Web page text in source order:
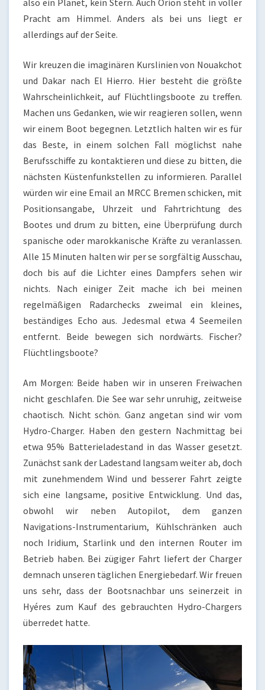
also ein Planet, kein Stern. Auch Orion steht in voller
Pracht am Himmel. Anders als bei uns liegt er
allerdings auf der Seite.
Wir kreuzen die imaginären Kurslinien von Nouakchot
und Dakar nach El Hierro. Hier besteht die größte
Wahrscheinlichkeit, auf Flüchtlingsboote zu treffen.
Machen uns Gedanken, wie wir reagieren sollen, wenn
wir einem Boot begegnen. Letztlich halten wir es für
das Beste, in einem solchen Fall möglichst nahe
Berufsschiffe zu kontaktieren und diese zu bitten, die
nächsten Küstenfunkstellen zu informieren. Parallel
würden wir eine Email an MRCC Bremen schicken, mit
Positionsangabe, Uhrzeit und Fahrtrichtung des
Bootes und drum zu bitten, eine Überprüfung durch
spanische oder marokkanische Kräfte zu veranlassen.
Alle 15 Minuten halten wir per se sorgfältig Ausschau,
doch bis auf die Lichter eines Dampfers sehen wir
nichts. Nach einiger Zeit mache ich bei meinen
regelmäßigen Radarchecks zweimal ein kleines,
beständiges Echo aus. Jedesmal etwa 4 Seemeilen
entfernt. Beide bewegen sich nordwärts. Fischer?
Flüchtlingsboote?
Am Morgen: Beide haben wir in unseren Freiwachen
nicht geschlafen. Die See war sehr unruhig, zeitweise
chaotisch. Nicht schön. Ganz angetan sind wir vom
Hydro-Charger. Haben den gestern Nachmittag bei
etwa 95% Batterieladestand in das Wasser gesetzt.
Zunächst sank der Ladestand langsam weiter ab, doch
mit zunehmendem Wind und besserer Fahrt zeigte
sich eine langsame, positive Entwicklung. Und das,
obwohl wir neben Autopilot, dem ganzen
Navigations-Instrumentarium, Kühlschränken auch
noch Iridium, Starlink und den internen Router im
Betrieb haben. Bei zügiger Fahrt liefert der Charger
demnach unseren täglichen Energiebedarf. Wir freuen
uns sehr, dass der Bootsnachbar uns seinerzeit in
Hyéres zum Kauf des gebrauchten Hydro-Chargers
überredet hatte.